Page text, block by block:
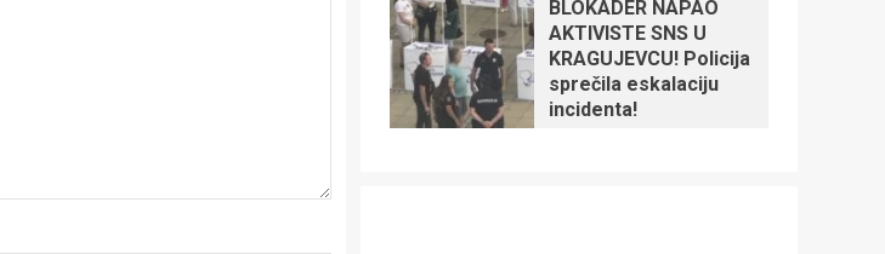
BLOKADER NAPAO
AKTIVISTE SNS U
KRAGUJEVCU! Policija
sprečila eskalaciju
incidenta!